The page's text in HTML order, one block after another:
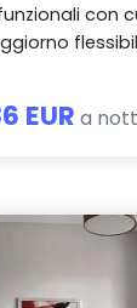
con
EUR a